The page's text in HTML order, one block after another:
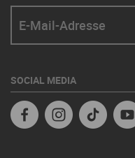
SOCIAL MEDIA
FacebookInstagramTikTok